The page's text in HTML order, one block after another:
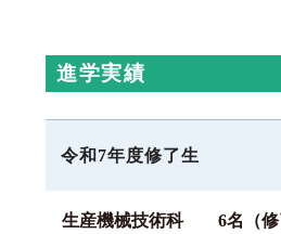
進学実績
令和7年度修了生
生産機械技術科 6名（修